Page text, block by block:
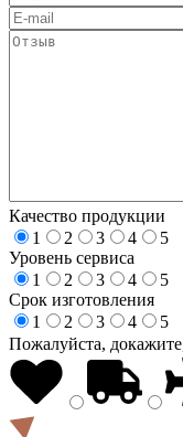
Качество продукции
1
2 3 4
5
Уровень сервиса
1
2 3 4
5
Срок изготовления
1
2 3 4
5
Пожалуйста,